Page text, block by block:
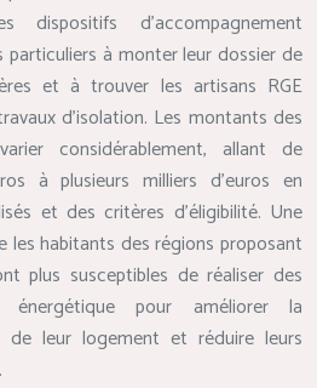
d’accompagnement
particuliers à monter leur dossier de
et à trouver les artisans RGE
d’isolation. Les montants des
considérablement, allant de
à plusieurs milliers d’euros en
et des critères d’éligibilité. Une
les habitants des régions proposant
plus susceptibles de réaliser des
pour améliorer la
de leur logement et réduire leurs